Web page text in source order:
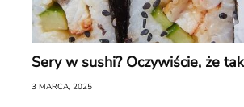
Sery w sushi? Oczywiście, że tak
3 MARCA, 2025